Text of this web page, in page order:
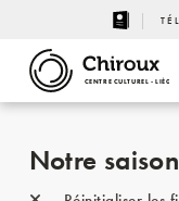
CENTRE CULTUREL - LIÈGE
Notre saison